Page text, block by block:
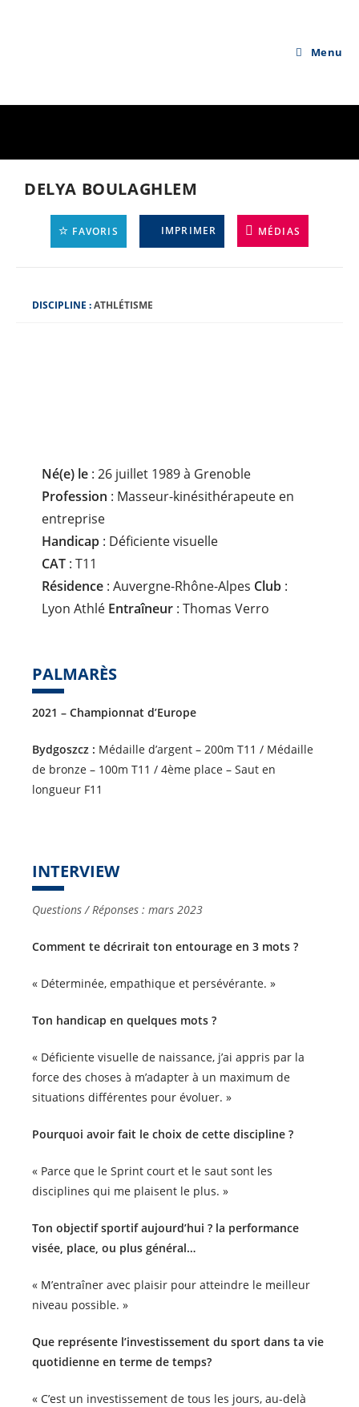
Menu
DELYA BOULAGHLEM
FAVORIS IMPRIMER MÉDIAS
D
DISCIPLINE :ATHLÉTISME
Né(e) le : 26 juillet 1989 à Grenoble
Profession : Masseur-kinésithérapeute en
entreprise
Handicap : Déficiente visuelle
CAT : T11
Résidence : Auvergne-Rhône-Alpes Club :
Lyon Athlé Entraîneur : Thomas Verro
PALMARÈS
2021 – Championnat d’Europe
Bydgoszcz : Médaille d’argent – 200m T11 / Médaille
de bronze – 100m T11 / 4ème place – Saut en
longueur F11
INTERVIEW
Questions / Réponses : mars 2023
Comment te décrirait ton entourage en 3 mots ?
« Déterminée, empathique et persévérante. »
Ton handicap en quelques mots ?
« Déficiente visuelle de naissance, j’ai appris par la
force des choses à m’adapter à un maximum de
situations différentes pour évoluer. »
Pourquoi avoir fait le choix de cette discipline ?
« Parce que le Sprint court et le saut sont les
disciplines qui me plaisent le plus. »
Ton objectif sportif aujourd’hui ? la performance
visée, place, ou plus général…
« M’entraîner avec plaisir pour atteindre le meilleur
niveau possible. »
Que représente l’investissement du sport dans ta vie
quotidienne en terme de temps?
« C’est un investissement de tous les jours, au-delà